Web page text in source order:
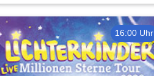
16:00 Uhr